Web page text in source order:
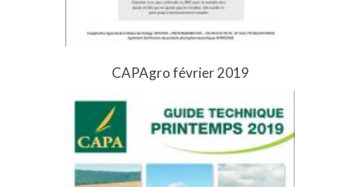
CAPAgro février 2019